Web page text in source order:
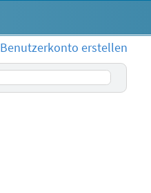
Benutzerkonto erstellen